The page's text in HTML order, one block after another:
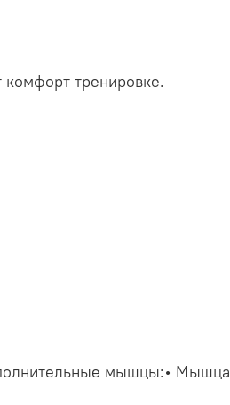
тренировке.
мышцы:• Мышца